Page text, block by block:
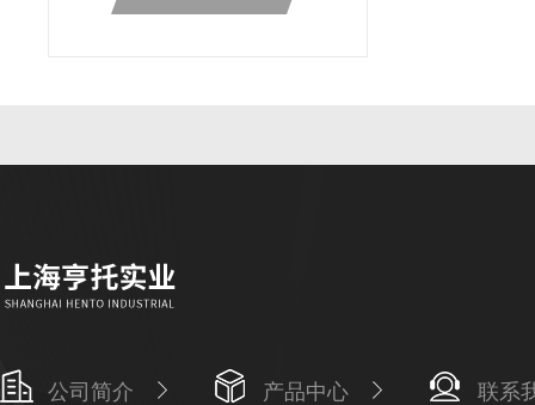
公司简介 产品中心 联系